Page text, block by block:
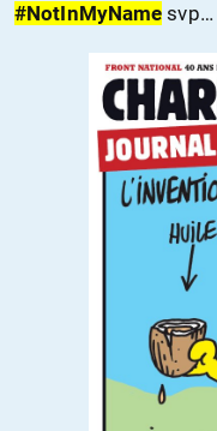
#NotInMyName svp…